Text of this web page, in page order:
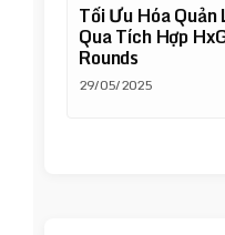
Tối Ưu Hóa
Qua Tích Hợp
Rounds
29/05/2025